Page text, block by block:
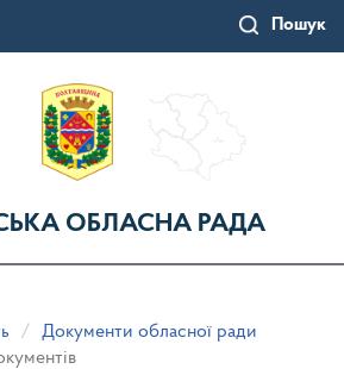
Пошук
ОБЛАСНА РАДА
Документи обласної ради